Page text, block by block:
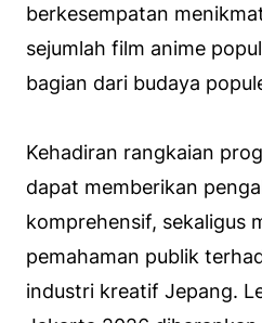
berkesempatan
sejumlah film anime
bagian dari budaya
Kehadiran rangkaian
dapat memberikan
komprehensif, sekaligus
pemahaman publik
industri kreatif Jepang.